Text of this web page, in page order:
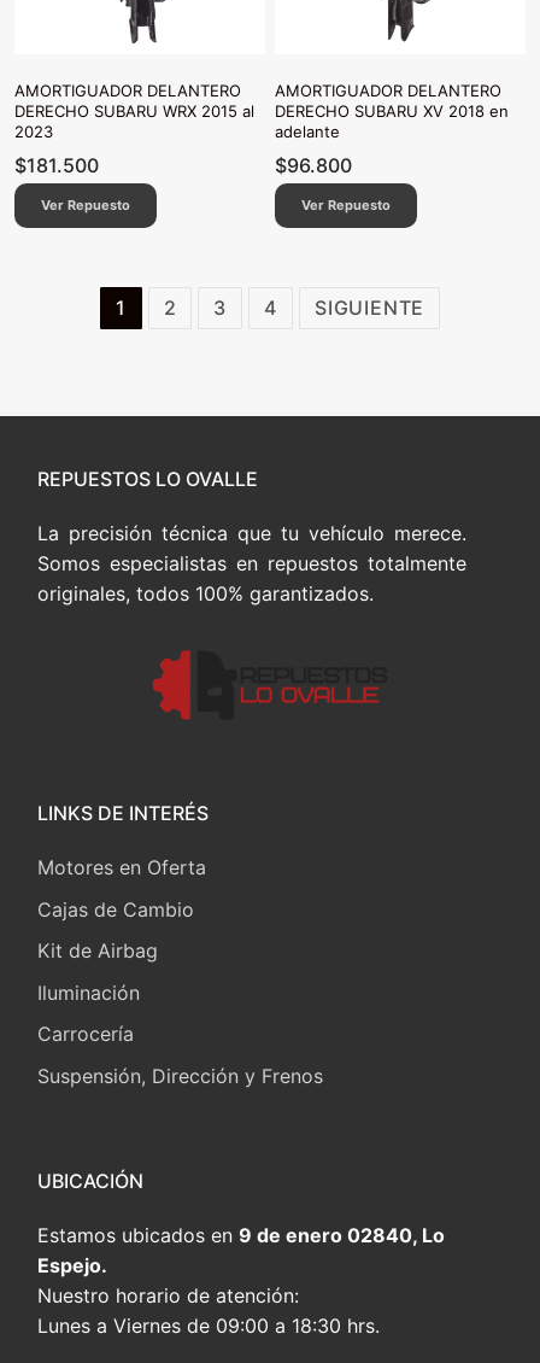
AMORTIGUADOR DELANTERO
DERECHO SUBARU WRX 2015 al
2023
$181.500
Ver Repuesto
AMORTIGUADOR DELANTERO
DERECHO SUBARU XV 2018 en
adelante
$96.800
Ver Repuesto
Paginación
1 2 3 4 SIGUIENTE
REPUESTOS LO OVALLE
La precisión técnica que tu vehículo merece.
Somos especialistas en repuestos totalmente
originales, todos 100% garantizados.
LINKS DE INTERÉS
Motores en Oferta
Cajas de Cambio
Kit de Airbag
Iluminación
Carrocería
Suspensión, Dirección y Frenos
UBICACIÓN
Estamos ubicados en 9 de enero 02840, Lo
Espejo.
Nuestro horario de atención:
Lunes a Viernes de 09:00 a 18:30 hrs.